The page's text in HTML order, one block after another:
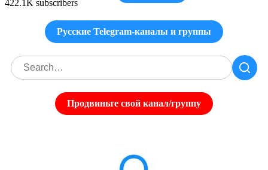
422.1K subscribers
Русские Telegram-каналы и группы
Продвиньте свой канал/группу